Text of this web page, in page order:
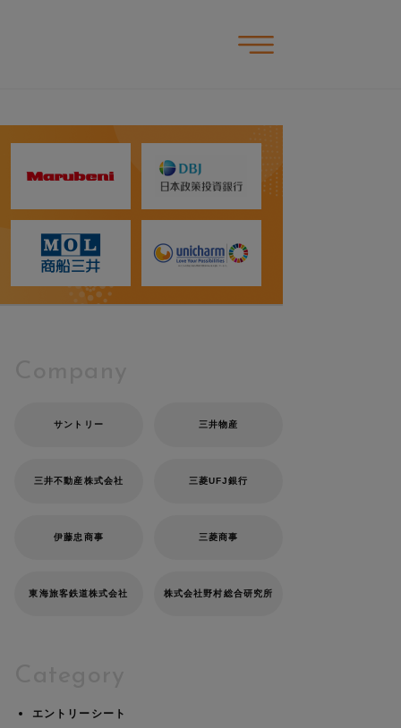
サントリー 三井物産
三井不動産株式会社 三菱UFJ銀行
伊藤忠商事 三菱商事
東海旅客鉄道株式会社 株式会社野村総合研究所
エントリーシート